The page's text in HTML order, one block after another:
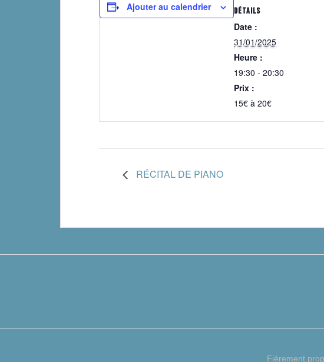
Ajouter au calendrier DÉTAILS
Date :
31/01/2025
Heure :
19:30 - 20:30
Prix :
15€ à 20€
RÉCITAL DE PIANO
Fièrement